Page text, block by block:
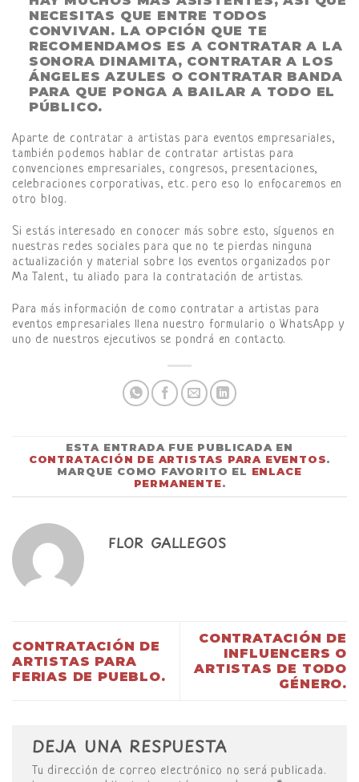
NECESITAS QUE ENTRE TODOS
CONVIVAN. LA OPCIÓN QUE TE
RECOMENDAMOS ES A CONTRATAR A LA
SONORA DINAMITA, CONTRATAR A LOS
ÁNGELES AZULES O CONTRATAR BANDA
PARA QUE PONGA A BAILAR A TODO EL
PÚBLICO.
Aparte de contratar a artistas para eventos empresariales,
también podemos hablar de contratar artistas para
convenciones empresariales, congresos, presentaciones,
celebraciones corporativas, etc. pero eso lo enfocaremos en
otro blog.
Si estás interesado en conocer más sobre esto, síguenos en
nuestras redes sociales para que no te pierdas ninguna
actualización y material sobre los eventos organizados por
Ma Talent, tu aliado para la contratación de artistas.
Para más información de como contratar a artistas para
eventos empresariales llena nuestro formulario o WhatsApp y
uno de nuestros ejecutivos se pondrá en contacto.
ESTA ENTRADA FUE PUBLICADA EN
CONTRATACIÓN DE ARTISTAS PARA EVENTOS.
MARQUE COMO FAVORITO EL ENLACE
PERMANENTE.
FLOR GALLEGOS
CONTRATACIÓN DE
ARTISTAS PARA
FERIAS DE PUEBLO.
CONTRATACIÓN DE
INFLUENCERS O
ARTISTAS DE TODO
GÉNERO.
DEJA UNA RESPUESTA
Tu dirección de correo electrónico no será publicada.